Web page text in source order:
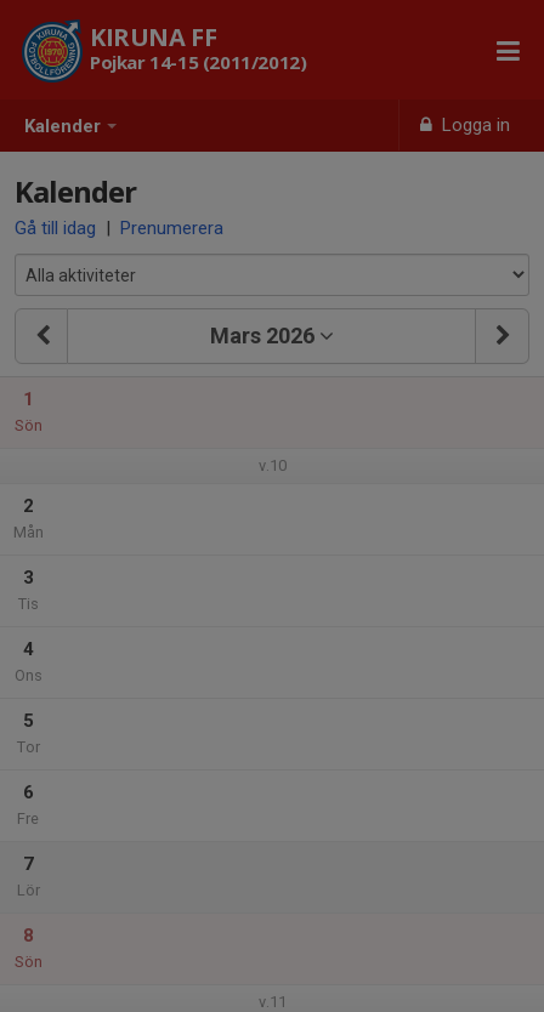
Kalender Logga in
KIRUNA FF
Pojkar 14-15 (2011/2012)
Kalender
Gå till idag | Prenumerera
Mars 2026
1
Sön
v.10
2
Mån
3
Tis
4
Ons
5
Tor
6
Fre
7
Lör
8
Sön
v.11